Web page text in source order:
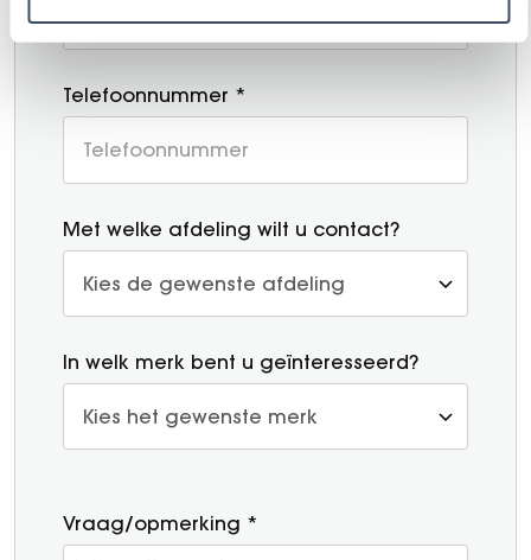
Telefoonnummer *
Met welke afdeling wilt u contact?
In welk merk bent u geïnteresseerd?
Vraag/opmerking *